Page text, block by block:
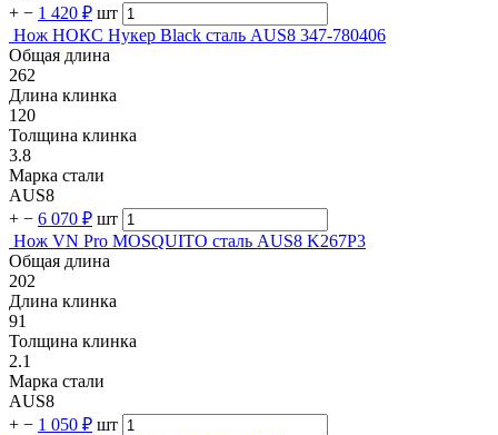
+ − 1 420 ₽ шт
Нож НОКС Нукер Black сталь AUS8 347-780406
Общая длина
262
Длина клинка
120
Толщина клинка
3.8
Марка стали
AUS8
+ − 6 070 ₽ шт
Нож VN Pro MOSQUITO сталь AUS8 K267P3
Общая длина
202
Длина клинка
91
Толщина клинка
2.1
Марка стали
AUS8
+ − 1 050 ₽ шт